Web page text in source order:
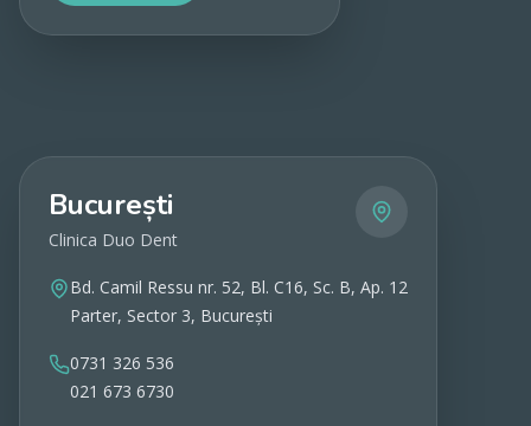
Vezi detalii
București
Clinica Duo Dent
Bd. Camil Ressu nr. 52, Bl. C16, Sc. B, Ap. 12
Parter, Sector 3, București
0731 326 536
021 673 6730